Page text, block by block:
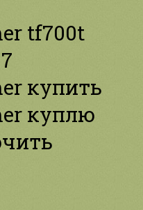
tf700t
купить
куплю